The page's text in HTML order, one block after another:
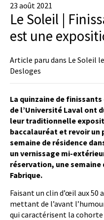
23 août 2021
Le Soleil |
est une
Article paru dans Le Soleil
Desloges
La quinzaine de
de l’Université Laval ont
leur traditionnelle
baccalauréat et revoir un
semaine de résidence
un vernissage mi-
réservation, une semaine
Fabrique.
Faisant un clin d’œil aux 50
mettant de l’avant
qui caractérisent la